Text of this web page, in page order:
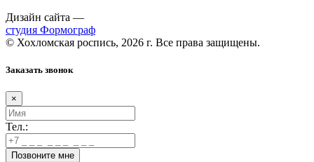
Дизайн сайта —
студия Формограф
© Хохломская роспись, 2026 г. Все права защищены.
Заказать звонок
×
Тел.: